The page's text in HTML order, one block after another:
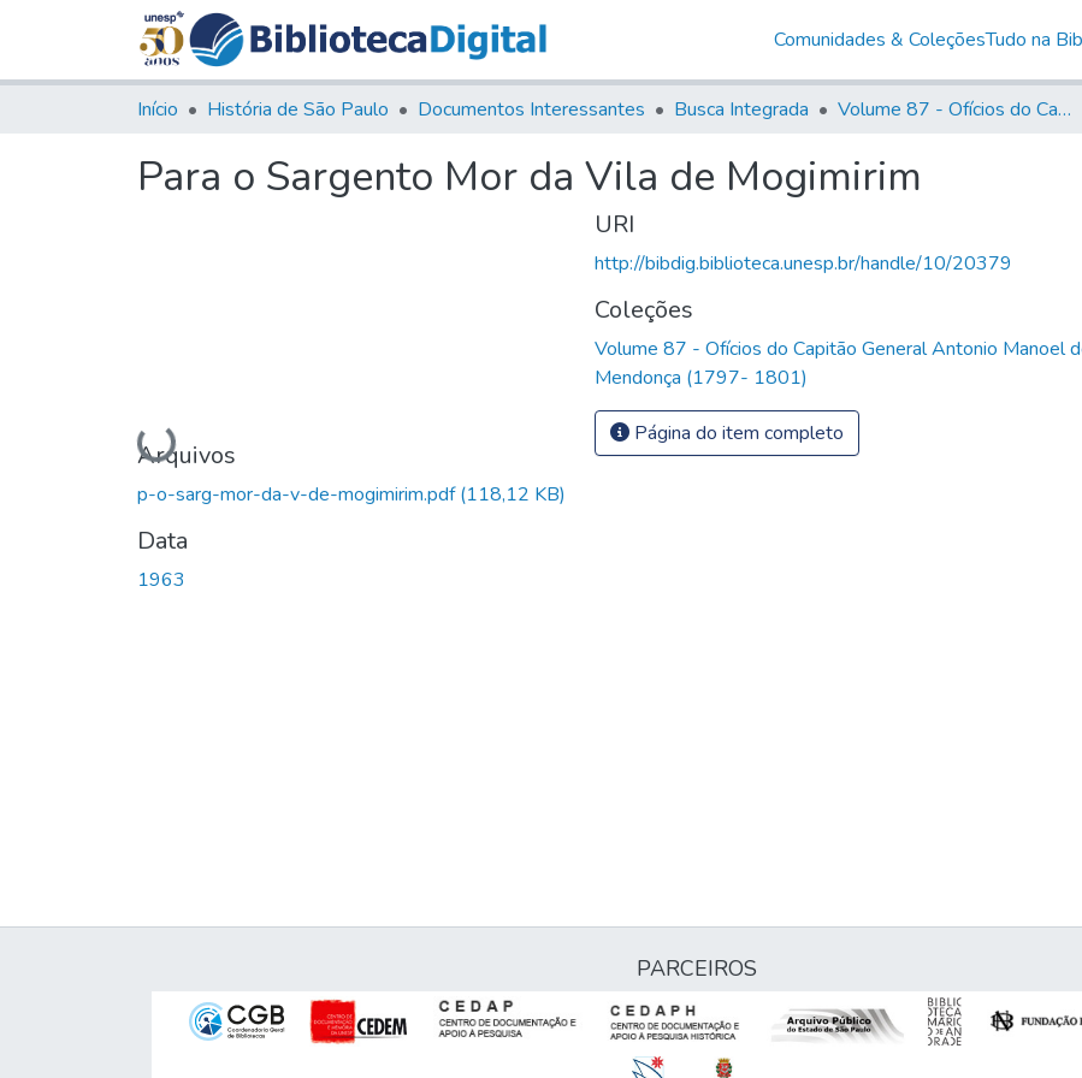
Comunidades & ColeçõesTudo na
Início História de São Paulo Documentos Interessantes Busca Integrada Volume 87 - Ofícios do Capitão General Antonio Manoel de Melo Castro e Mendonça (1797- 1801)
Para o Sargento Mor da Vila de Mogimirim
Carregando...
Arquivos
p-o-sarg-mor-da-v-de-mogimirim.pdf(118,12 KB)
Data
1963
URI
http://bibdig.biblioteca.unesp.br/handle/10/20379
Coleções
Volume 87 - Ofícios do Capitão General Antonio Manoel
Mendonça (1797- 1801)
Página do item completo
PARCEIROS